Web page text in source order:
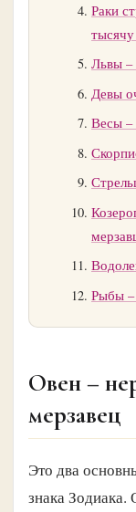
Раки
Львы –
Девы
Весы –
Рыбы
Овен –
мерзавец
Это два
знака Зодиака.